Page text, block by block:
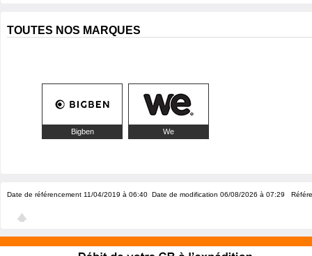
TOUTES NOS MARQUES
Bigben We
Date de référencement 11/04/2019 à 06:40 Date de modification 06/08/2026 à 07:29